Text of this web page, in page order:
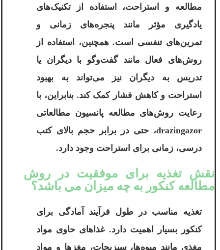
مطالعه و استراحت، استفاده از تکنیک‌های
یادگیری مؤثر مانند پنجره‌های زمانی و
تمرین‌های تنفسی است. همچنین، استفاده از
روش‌های فعال مانند گفت‌وگو با دیگران یا
تدریس به دیگران نیز می‌تواند به بهبود
استراحت و کاهش فشار کمک کند. بنابراین، با
رعایت روش‌های مطالعه پانسیون مطالعاتی
drazingazor، حتی در برابر حجم بالای کتب
درسی، زمانی برای استراحت وجود دارد.
نقش تغذیه برای موفقیت در روش
مطالعه کنکور به چه میزان می باشد؟
تغذیه مناسب در طول فرآیند آمادگی برای
کنکور بسیار اهمیت دارد. غذاهای حاوی مواد
مغذی مانند میوه‌ها، سبزیجات، مغزها و مواد